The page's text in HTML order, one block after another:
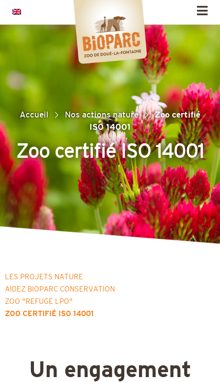
Accueil Nos actions nature
Zoo certifié
ISO 14001
Zoo certifié ISO 14001
LES PROJETS NATURE
AIDEZ BIOPARC CONSERVATION
ZOO "REFUGE LPO"
ZOO CERTIFIÉ ISO 14001
Un engagement
Panneau de gestion des cookies